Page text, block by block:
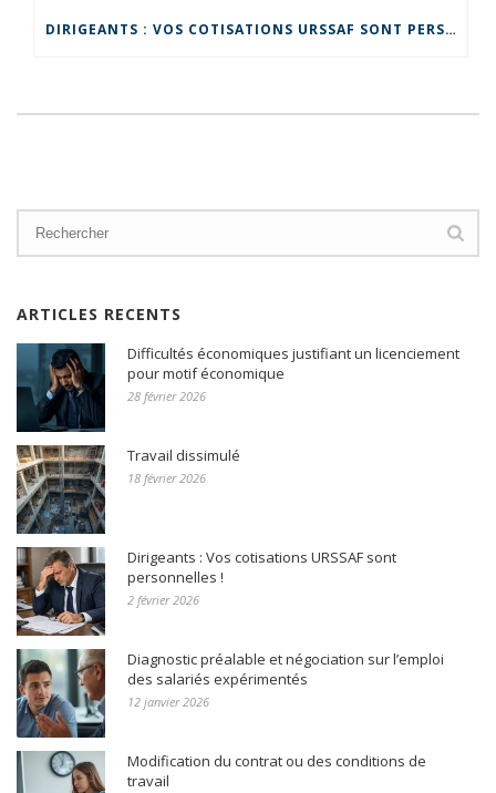
DIRIGEANTS : VOS COTISATIONS URSSAF SONT PERSONNELLES !
ARTICLES RECENTS
Difficultés économiques justifiant un licenciement
pour motif économique
28 février 2026
Travail dissimulé
18 février 2026
Dirigeants : Vos cotisations URSSAF sont
personnelles !
2 février 2026
Diagnostic préalable et négociation sur l’emploi
des salariés expérimentés
12 janvier 2026
Modification du contrat ou des conditions de
travail